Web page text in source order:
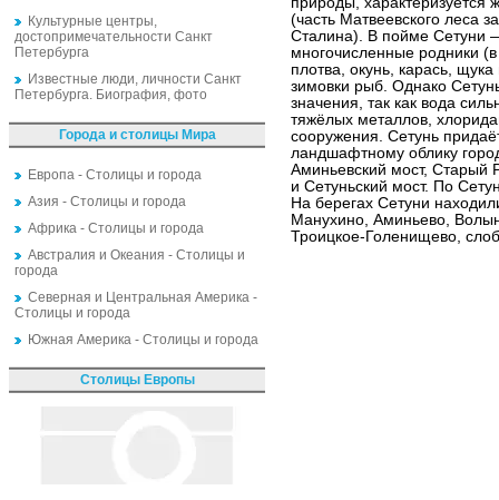
Культурные центры,
достопримечательности Санкт
Петербурга
Известные люди, личности Санкт
Петербурга. Биография, фото
Города и столицы Мира
Европа - Столицы и города
Азия - Столицы и города
Африка - Столицы и города
Австралия и Океания - Столицы и
города
Северная и Центральная Америка -
Столицы и города
Южная Америка - Столицы и города
Столицы Европы
(часть Матвеевского леса
Сталина). В пойме Сетуни
многочисленные родники
плотва, окунь, карась,
зимовки рыб. Однако
значения, так как вода
тяжёлых металлов,
сооружения. Сетунь
ландшафтному облику
Аминьевский мост, Старый
и Сетуньский мост. По
На берегах Сетуни
Манухино, Аминьево,
Троицкое-Голенищево,